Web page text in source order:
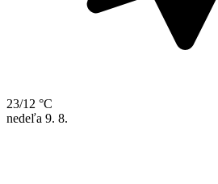
23/12 °C
nedeľa 9. 8.